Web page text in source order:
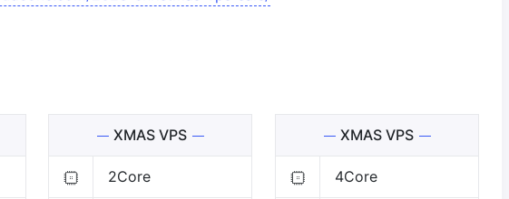
XMAS VPS
2Core
XMAS VPS
4Core